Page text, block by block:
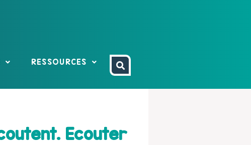
RESSOURCES
Ecouter